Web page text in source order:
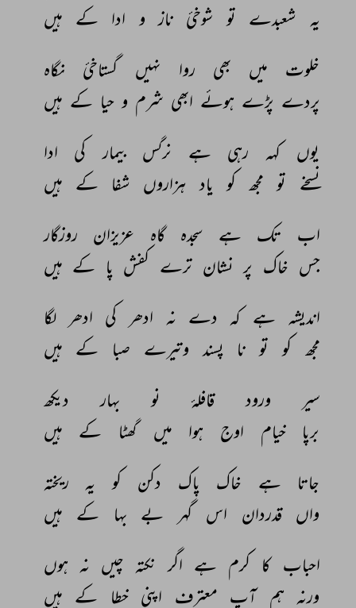
یہ
شعبدے تو شوخیٔ ناز و ادا کے ہیں
خلوت
میں بھی روا نہیں گستاخیٔ
نگاہ
پردے پڑے ہوئے ابھی شرم و حیا کے ہیں
یوں
کہہ رہی ہے نرگس بیمار کی
ادا
نسخے تو مجھ کو یاد ہزاروں شفا کے ہیں
اب
تک ہے سجدہ گاہ عزیزان
روزگار
جس خاک پر نشان ترے کفش پا کے ہیں
اندیشہ ہے کہ دے نہ ادھر کی ادھر لگا
مجھ کو تو نا پسند وتیرے صبا کے ہیں
سیر
ورود قافلۂ نو بہار
دیکھ
برپا
خیام اوج ہوا میں گھٹا کے
ہیں
جاتا
ہے خاک‌ پاک دکن کو یہ
ریختہ
واں قدردان اس گہر بے بہا کے ہیں
احباب کا کرم ہے اگر نکتہ چیں نہ ہوں
ورنہ ہم آپ معترف اپنی خطا کے ہیں